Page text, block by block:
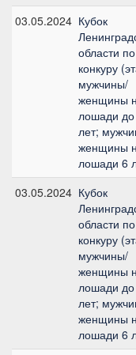
03.05.2024 Кубок
области по
конкуру
мужчины/
женщины
лошади
лет;
женщины
лошади 6
03.05.2024 Кубок
области по
конкуру
мужчины/
женщины
лошади
лет;
женщины
лошади 6